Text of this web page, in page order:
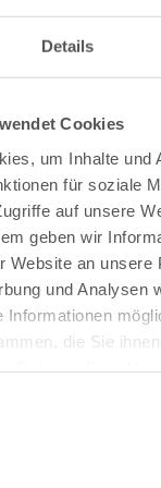
Details
Cookies
um Inhalte und
für soziale
auf unsere
geben wir
Website an unsere
und Analysen
Informationen
die Sie
Euer
met z'n tweeën plant
uitje voor een
voor twee omvat een